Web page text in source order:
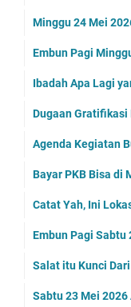
Minggu 24 Mei
Embun Pagi
Ibadah Apa Lagi
Dugaan Gratifikasi
Agenda Kegiatan
Bayar PKB Bisa di
Catat Yah, Ini
Embun Pagi Sabtu
Salat itu Kunci
Sabtu 23 Mei